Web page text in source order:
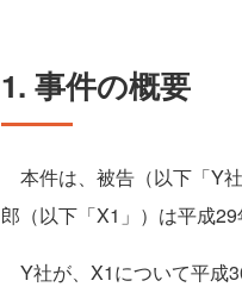
1. 事件の概要
本件は、被告（以下「Y
郎（以下「X1」）は平成
Y社が、X1について平成